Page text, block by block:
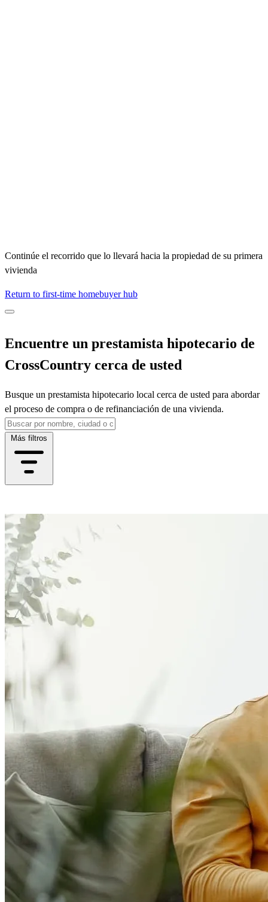
Continúe el recorrido que lo llevará hacia la propiedad de su primera
vivienda
Return to first-time homebuyer hub
Encuentre un prestamista hipotecario de
CrossCountry cerca de usted
Busque un prestamista hipotecario local cerca de usted para abordar
el proceso de compra o de refinanciación de una vivienda.
Más filtros